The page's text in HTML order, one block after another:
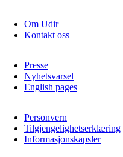
Om Udir
Kontakt oss
Presse
Nyhetsvarsel
English pages
Personvern
Tilgjengelighetserklæring
Informasjonskapsler